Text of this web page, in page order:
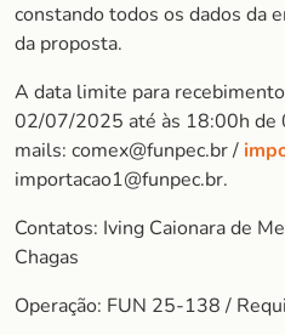
constando todos os dados da
da proposta.
A data limite para
02/07/2025 até às 18:00h
mails: comex@funpec.br /
importacao1@funpec.br.
Contatos: Iving Caionara de
Chagas
Operação: FUN 25-138 /